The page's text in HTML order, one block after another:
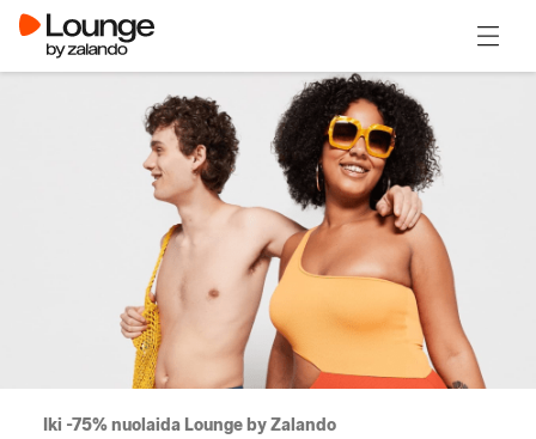
Iki -75% nuolaida Lounge by Zalando